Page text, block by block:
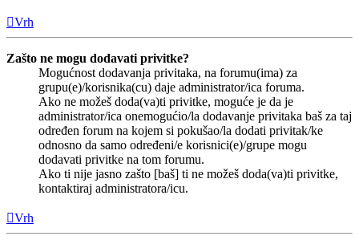
Vrh
Zašto ne mogu dodavati privitke?
Mogućnost dodavanja privitaka, na forumu(ima) za
grupu(e)/korisnika(cu) daje administrator/ica foruma.
Ako ne možeš doda(va)ti privitke, moguće je da je
administrator/ica onemogućio/la dodavanje privitaka baš za taj
određen forum na kojem si pokušao/la dodati privitak/ke
odnosno da samo određeni/e korisnici(e)/grupe mogu
dodavati privitke na tom forumu.
Ako ti nije jasno zašto [baš] ti ne možeš doda(va)ti privitke,
kontaktiraj administratora/icu.
Vrh